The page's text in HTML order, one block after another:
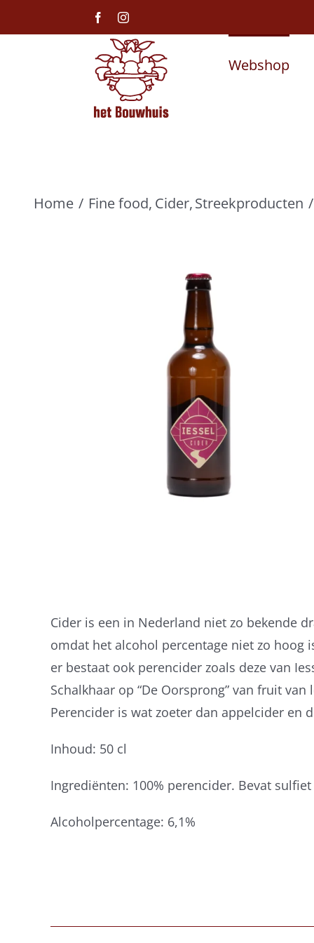
naar
FacebookInstagram
Webshop
Home Fine food Cider Streekproducten
Cider is een in Nederland niet zo bekende
omdat het alcohol percentage niet zo hoog
er bestaat ook perencider zoals deze van
Schalkhaar op “De Oorsprong” van fruit
Perencider is wat zoeter dan appelcider en
Inhoud: 50 cl
Ingrediënten: 100% perencider. Bevat sulfiet
Alcoholpercentage: 6,1%